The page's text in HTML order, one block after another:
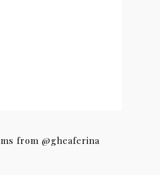
from @gheaferina